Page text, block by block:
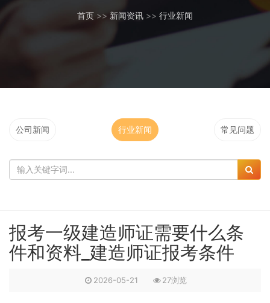
首页 >> 新闻资讯 >> 行业新闻
公司新闻 行业新闻 常见问题
报考一级建造师证需要什么条
件和资料_建造师证报考条件
2026-05-21 27浏览